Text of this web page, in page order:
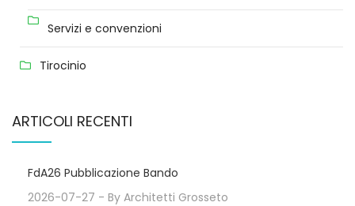
Servizi e convenzioni
Tirocinio
ARTICOLI RECENTI
FdA26 Pubblicazione Bando
2026-07-27 - By Architetti Grosseto